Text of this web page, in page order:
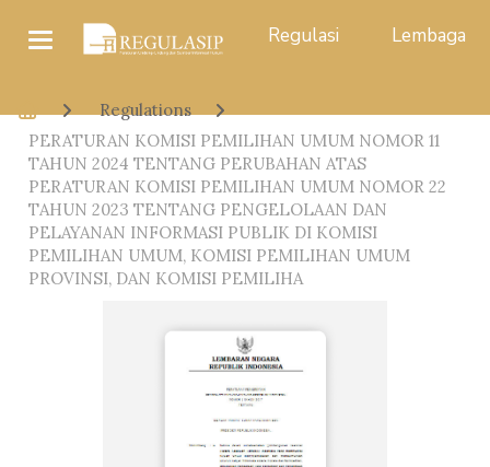
Regulasi Lembaga
Regulations
PERATURAN KOMISI PEMILIHAN UMUM NOMOR 11
TAHUN 2024 TENTANG PERUBAHAN ATAS
PERATURAN KOMISI PEMILIHAN UMUM NOMOR 22
TAHUN 2023 TENTANG PENGELOLAAN DAN
PELAYANAN INFORMASI PUBLIK DI KOMISI
PEMILIHAN UMUM, KOMISI PEMILIHAN UMUM
PROVINSI, DAN KOMISI PEMILIHA